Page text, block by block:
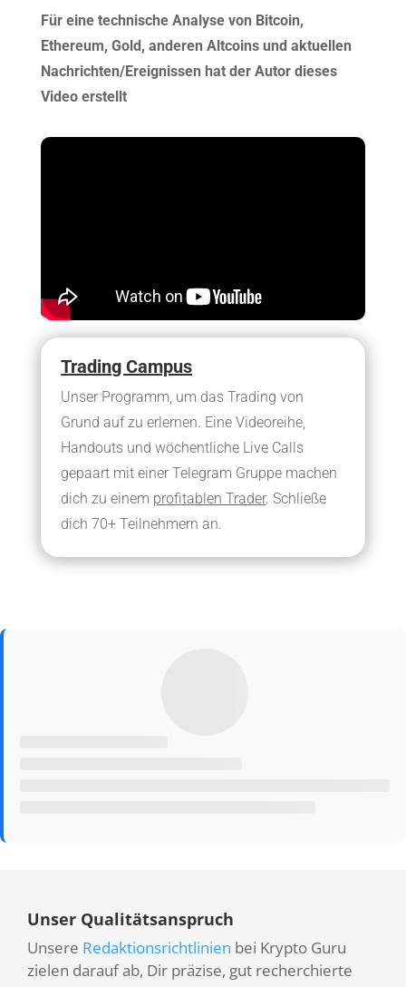
Für eine technische Analyse von Bitcoin,
Ethereum, Gold, anderen Altcoins und aktuellen
Nachrichten/Ereignissen hat der Autor dieses
Video erstellt
Trading Campus
Unser Programm, um das Trading von
Grund auf zu erlernen. Eine Videoreihe,
Handouts und wöchentliche Live Calls
gepaart mit einer Telegram Gruppe machen
dich zu einem profitablen Trader. Schließe
dich 70+ Teilnehmern an.
Unser Qualitätsanspruch
Unsere Redaktionsrichtlinien bei Krypto Guru
zielen darauf ab, Dir präzise, gut recherchierte